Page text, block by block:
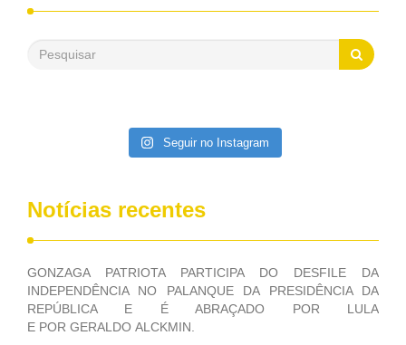
reais, com suas maravilhosas ações, dentre alas, mais de
saneamento básico, em pequenas comunidades rurais.
Patriota disse ainda que, mesmo sem mandato,
Seguir no Instagram
Notícias recentes
GONZAGA PATRIOTA PARTICIPA DO DESFILE DA
INDEPENDÊNCIA NO PALANQUE DA PRESIDÊNCIA DA
REPÚBLICA E É ABRAÇADO POR LULA
E POR GERALDO ALCKMIN.